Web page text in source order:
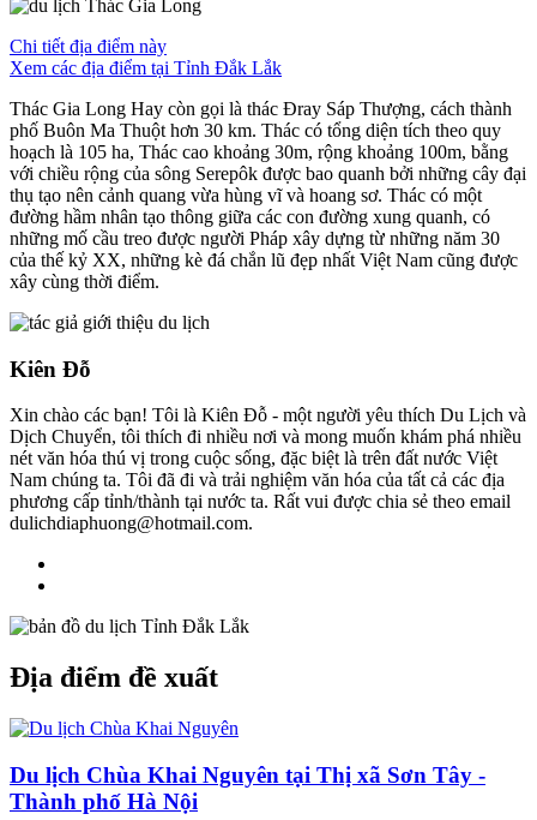
Chi tiết địa điểm này
Xem các địa điểm tại Tỉnh Đắk Lắk
Thác Gia Long Hay còn gọi là thác Đray Sáp Thượng, cách thành
phố Buôn Ma Thuột hơn 30 km. Thác có tổng diện tích theo quy
hoạch là 105 ha, Thác cao khoảng 30m, rộng khoảng 100m, bằng
với chiều rộng của sông Serepôk được bao quanh bởi những cây đại
thụ tạo nên cảnh quang vừa hùng vĩ và hoang sơ. Thác có một
đường hầm nhân tạo thông giữa các con đường xung quanh, có
những mố cầu treo được người Pháp xây dựng từ những năm 30
của thế kỷ XX, những kè đá chắn lũ đẹp nhất Việt Nam cũng được
xây cùng thời điểm.
Kiên Đỗ
Xin chào các bạn! Tôi là Kiên Đỗ - một người yêu thích Du Lịch và
Dịch Chuyển, tôi thích đi nhiều nơi và mong muốn khám phá nhiều
nét văn hóa thú vị trong cuộc sống, đặc biệt là trên đất nước Việt
Nam chúng ta. Tôi đã đi và trải nghiệm văn hóa của tất cả các địa
phương cấp tỉnh/thành tại nước ta. Rất vui được chia sẻ theo email
dulichdiaphuong@hotmail.com.
Địa điểm đề xuất
Du lịch Chùa Khai Nguyên tại Thị xã Sơn Tây -
Thành phố Hà Nội